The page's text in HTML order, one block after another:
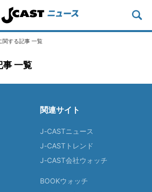
関する記事 一覧
事 一覧
関連サイト
J-CASTニュース
J-CASTトレンド
J-CAST会社ウォッチ
BOOKウォッチ